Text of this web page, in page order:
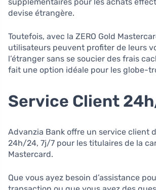
supplémentaires pour les achats
devise étrangère.
Toutefois, avec la ZERO Gold
utilisateurs peuvent profiter de leurs
l’étranger sans se soucier des frais
fait une option idéale pour les globe-
Service Client
Advanzia Bank offre un service client
24h/24, 7j/7 pour les titulaires de la
Mastercard.
Que vous ayez besoin d’assistance